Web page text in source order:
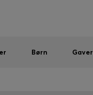
Børn Gaver